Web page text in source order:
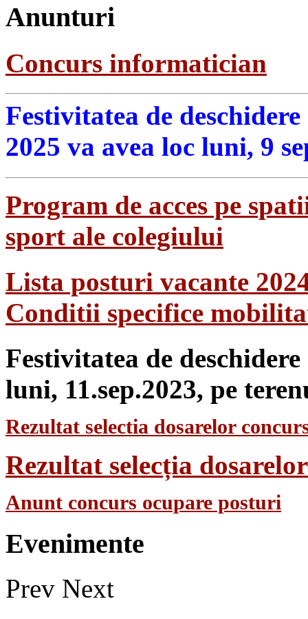
Anunturi
Concurs informatician
Festivitatea de
2025 va avea loc luni, 9
Program de acces pe
sport ale colegiului
Lista posturi vacante
Conditii specifice
Festivitatea de
luni, 11.sep.2023, pe
Rezultat selectia dosarelor
Rezultat selecția
Anunt concurs ocupare posturi
Evenimente
Prev Next